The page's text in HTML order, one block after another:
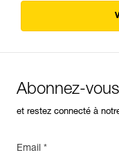
Abonnez-
et restez connecté à
Email *